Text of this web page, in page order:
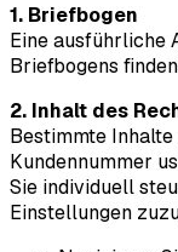
1. Briefbogen
Eine ausführliche
Briefbogens
2. Inhalt des
Bestimmte Inhalte
Kundennummer
Sie individuell
Einstellungen